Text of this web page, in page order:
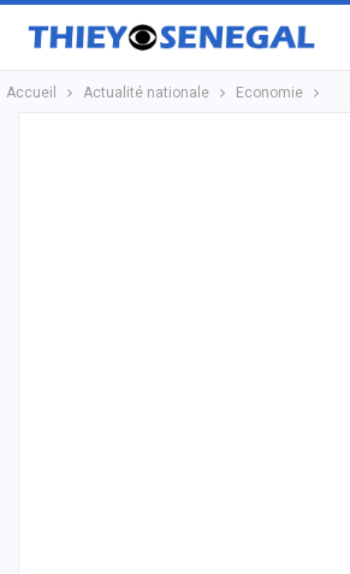
Accueil Actualité nationale Economie